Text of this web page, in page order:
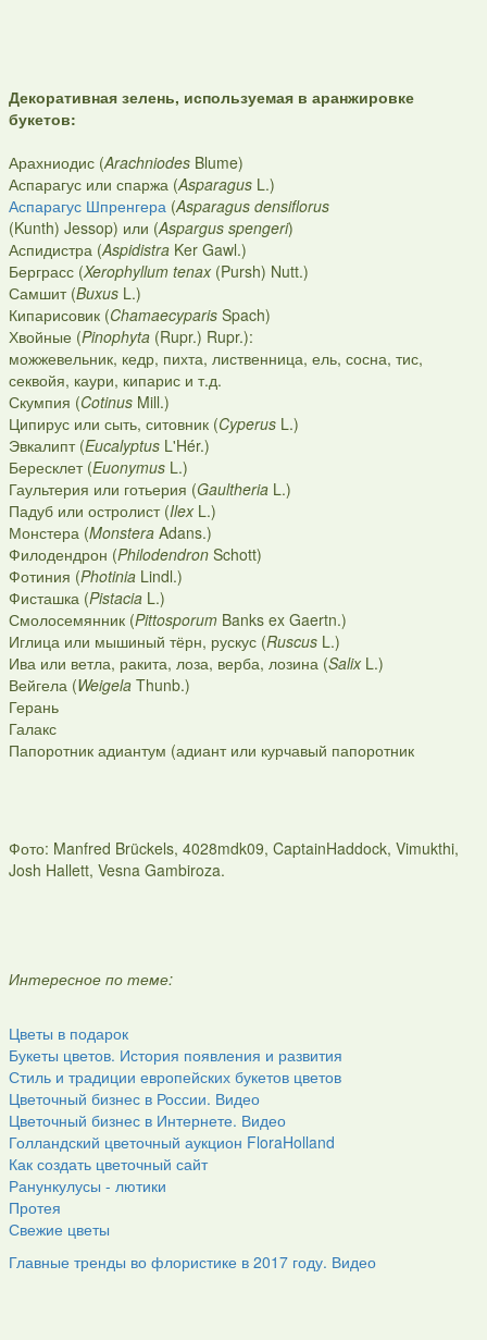
Декоративная зелень, используемая в аранжировке
букетов:
Арахниодис (ArachniodesBlume)
Аспарагус или спаржа (AsparagusL.)
Аспарагус Шпренгера(Asparagus densiflorus
(Kunth) Jessop) или (Aspargus spengeri)
Аспидистра (AspidistraKer Gawl.)
Берграсс (Xerophyllum tenax(Pursh) Nutt.)
Самшит (BuxusL.)
Кипарисовик (ChamaecyparisSpach)
Хвойные (Pinophyta(Rupr.) Rupr.):
можжевельник, кедр, пихта, лиственница, ель, сосна, тис,
секвойя, каури, кипарис и т.д.
Скумпия (CotinusMill.)
Ципирус или сыть, ситовник (CyperusL.)
Эвкалипт (EucalyptusL'Hér.)
Бересклет (EuonymusL.)
Гаультерия или готьерия (GaultheriaL.)
Падуб или остролист (IlexL.)
Монстера (MonsteraAdans.)
Филодендрон (PhilodendronSchott)
Фотиния (PhotiniaLindl.)
Фисташка (PistaciaL.)
Смолосемянник (PittosporumBanks ex Gaertn.)
Иглица или мышиный тёрн, рускус (RuscusL.)
Ива или ветла, ракита, лоза, верба, лозина (SalixL.)
Вейгела (WeigelaThunb.)
Герань
Галакс
Папоротник адиантум (адиант или курчавый папоротник
Фото: Manfred Brückels, 4028mdk09, CaptainHaddock, Vimukthi,
Josh Hallett, Vesna Gambiroza.
Интересное по теме:
Цветы в подарок
Букеты цветов. История появления и развития
Стиль и традиции европейских букетов цветов
Цветочный бизнес в России. Видео
Цветочный бизнес в Интернете. Видео
Голландский цветочный аукцион FloraHolland
Как создать цветочный сайт
Ранункулусы - лютики
Протея
Свежие цветы
Главные тренды во флористике в 2017 году. Видео